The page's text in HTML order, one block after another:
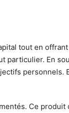
tout en
particulier. En
personnels.
Ce produit